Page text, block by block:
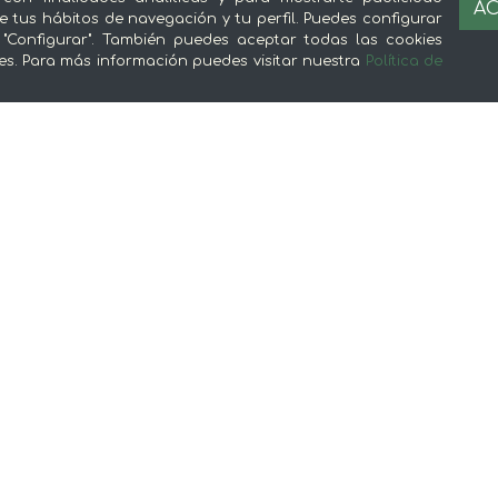
Sobre mentta
tus hábitos de navegación y tu perfil. Puedes configurar
También puedes aceptar todas las cookies
Para más información puedes visitar nuestra Política de